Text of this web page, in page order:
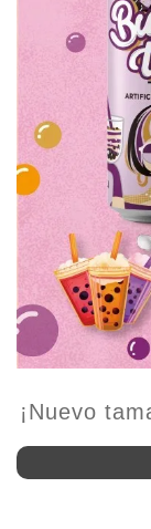
¡Nuevo